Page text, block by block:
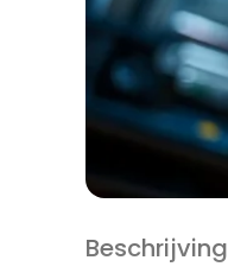
Beschrijving